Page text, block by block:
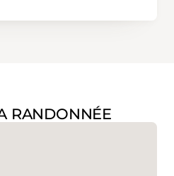
RANDONNÉE